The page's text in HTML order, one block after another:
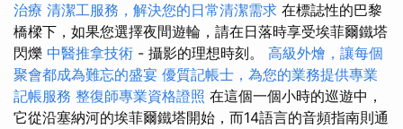
治療 清潔工服務，解決您的日常清潔需求 在標誌性的巴黎
橋樑下，如果您選擇夜間遊輪，請在日落時享受埃菲爾鐵塔
閃爍 中醫推拿技術 - 攝影的理想時刻。 高級外燴，讓每個
聚會都成為難忘的盛宴 優質記帳士，為您的業務提供專業
記帳服務 整復師專業資格證照 在這個一個小時的巡遊中，
它從沿塞納河的埃菲爾鐵塔開始，而14語言的音頻指南則通